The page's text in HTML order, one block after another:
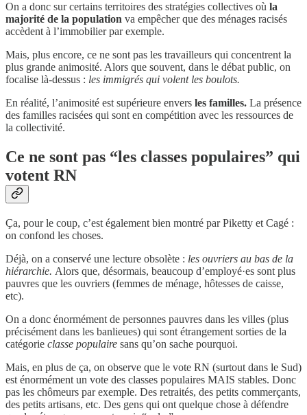
On a donc sur certains territoires des stratégies collectives où la
majorité de la population va empêcher que des ménages racisés
accèdent à l’immobilier par exemple.
Mais, plus encore, ce ne sont pas les travailleurs qui concentrent la
plus grande animosité. Alors que souvent, dans le débat public, on
focalise là-dessus : les immigrés qui volent les boulots.
En réalité, l’animosité est supérieure envers les familles. La présence
des familles racisées qui sont en compétition avec les ressources de
la collectivité.
Ce ne sont pas “les classes populaires” qui
votent RN
Ça, pour le coup, c’est également bien montré par Piketty et Cagé :
on confond les choses.
Déjà, on a conservé une lecture obsolète : les ouvriers au bas de la
hiérarchie. Alors que, désormais, beaucoup d’employé·es sont plus
pauvres que les ouvriers (femmes de ménage, hôtesses de caisse,
etc).
On a donc énormément de personnes pauvres dans les villes (plus
précisément dans les banlieues) qui sont étrangement sorties de la
catégorie classe populaire sans qu’on sache pourquoi.
Mais, en plus de ça, on observe que le vote RN (surtout dans le Sud)
est énormément un vote des classes populaires MAIS stables. Donc
pas les chômeurs par exemple. Des retraités, des petits commerçants,
des petits artisans, etc. Des gens qui ont quelque chose à défendre